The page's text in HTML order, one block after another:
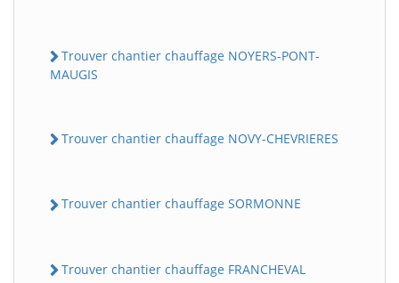
Trouver chantier chauffage NOYERS-PONT-
MAUGIS
Trouver chantier chauffage NOVY-CHEVRIERES
Trouver chantier chauffage SORMONNE
Trouver chantier chauffage FRANCHEVAL